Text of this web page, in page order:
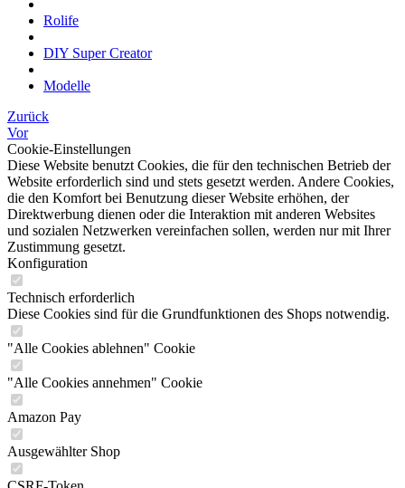
Rolife
DIY Super Creator
Modelle
Zurück
Vor
Cookie-Einstellungen
Diese Website benutzt Cookies, die für den technischen Betrieb der
Website erforderlich sind und stets gesetzt werden. Andere Cookies,
die den Komfort bei Benutzung dieser Website erhöhen, der
Direktwerbung dienen oder die Interaktion mit anderen Websites
und sozialen Netzwerken vereinfachen sollen, werden nur mit Ihrer
Zustimmung gesetzt.
Konfiguration
Technisch erforderlich
Diese Cookies sind für die Grundfunktionen des Shops notwendig.
"Alle Cookies ablehnen" Cookie
"Alle Cookies annehmen" Cookie
Amazon Pay
Ausgewählter Shop